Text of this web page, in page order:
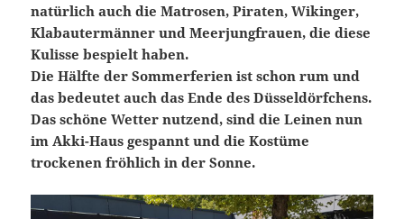
natürlich auch die Matrosen, Piraten, Wikinger,
Klabautermänner und Meerjungfrauen, die diese
Kulisse bespielt haben.
Die Hälfte der Sommerferien ist schon rum und
das bedeutet auch das Ende des Düsseldörfchens.
Das schöne Wetter nutzend, sind die Leinen nun
im Akki-Haus gespannt und die Kostüme
trockenen fröhlich in der Sonne.